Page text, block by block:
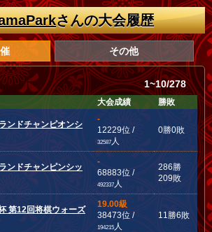
さんの大会履歴
その他
1~10/278
大会成績 勝敗
ンドチャンピオンシ
-
12229位 /
32587 人
0勝0敗
ンドチャンピンシッ
-
68883位 /
492337 人
286勝
209敗
第12回将棋ウォーズ
19.00級
38473位 /
194215 人
11勝6敗